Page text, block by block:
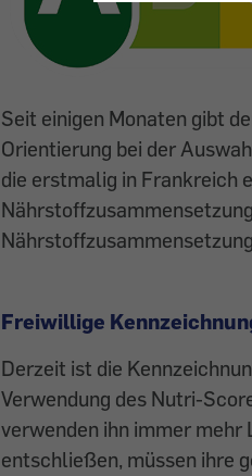
Seit einigen Monaten gibt
Orientierung bei der
die erstmalig in Frankreich
Freiwillige
Derzeit ist die
Verwendung des Nutri-
verwenden ihn immer
entschließen, müssen ihre